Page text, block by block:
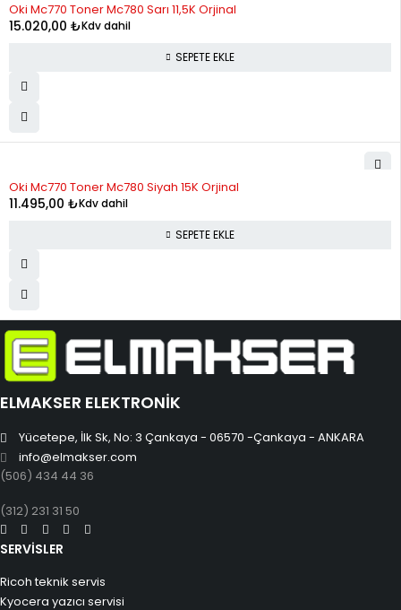
Oki Mc770 Toner Mc780 Sarı 11,5K Orjinal
15.020,00 ₺Kdv dahil
SEPETE EKLE
Oki Mc770 Toner Mc780 Siyah 15K Orjinal
11.495,00 ₺Kdv dahil
SEPETE EKLE
ELMAKSER ELEKTRONİK
Yücetepe, İlk Sk, No: 3 Çankaya - 06570 -Çankaya - ANKARA
info@elmakser.com
(506) 434 44 36
(312) 231 31 50
SERVİSLER
Ricoh teknik servis
Kyocera yazıcı servisi